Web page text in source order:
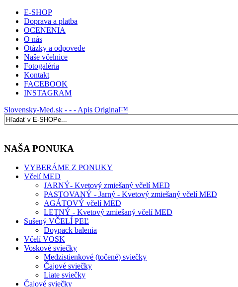
E-SHOP
Doprava a platba
OCENENIA
O nás
Otázky a odpovede
Naše včelnice
Fotogaléria
Kontakt
FACEBOOK
INSTAGRAM
Slovensky-Med.sk - - - Apis Original™
NAŠA PONUKA
VYBERÁME Z PONUKY
Včelí MED
JARNÝ- Kvetový zmiešaný včelí MED
PASTOVANÝ - Jarný - Kvetový zmiešaný včelí MED
AGÁTOVÝ včelí MED
LETNÝ - Kvetový zmiešaný včelí MED
Sušený VČELÍ PEĽ
Doypack balenia
Včelí VOSK
Voskové sviečky
Medzistienkové (točené) sviečky
Čajové sviečky
Liate sviečky
Čajové sviečky